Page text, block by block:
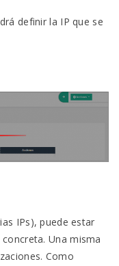
definir la IP que se
IPs), puede estar
concreta. Una misma
Como